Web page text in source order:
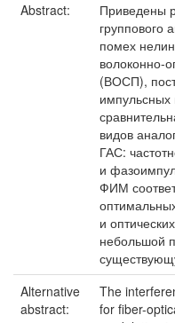
Abstract:
Приведены
группового
помех
волоконно-
(ВОСП),
видов
ГАС:
и
ФИМ
и
небольшой
Alternative
abstract:
The
for fiber-